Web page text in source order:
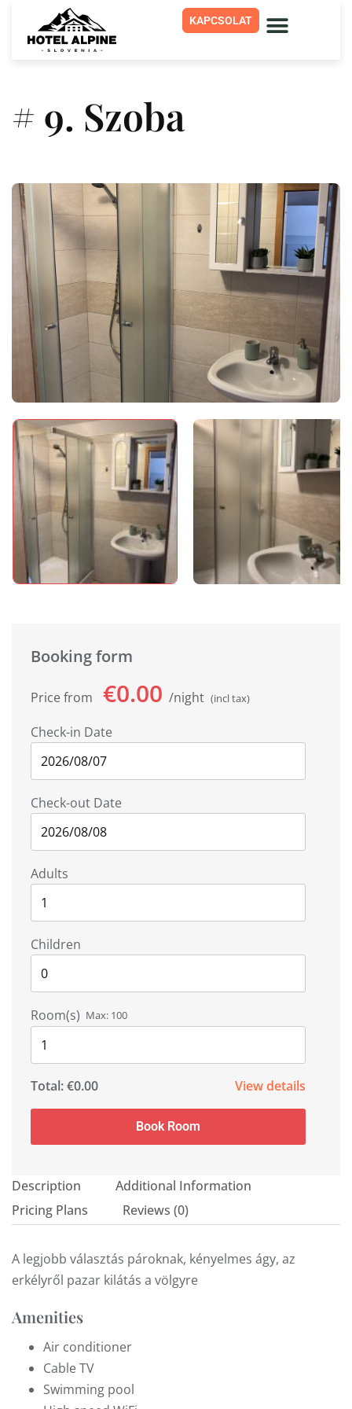
KAPCSOLAT
# 9. Szoba
Description
Additional Information
Pricing Plans
Reviews (0)
A legjobb választás pároknak, kényelmes ágy, az
erkélyről pazar kilátás a völgyre
Amenities
Air conditioner
Cable TV
Swimming pool
Booking form
Price from €0.00 night (incl tax)
Check-in Date
Check-out Date
Adults
Children
Room(s) Max: 100
Total:€0.00 View details
Book Room